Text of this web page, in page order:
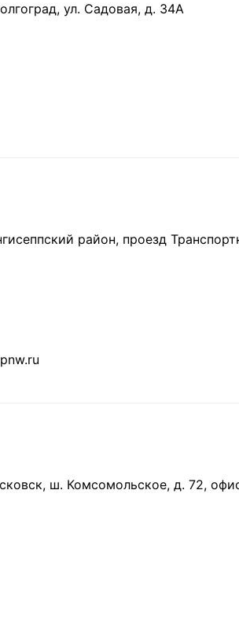
ул. Садовая, д. 34А
район, проезд
ш. Комсомольское, д. 72,